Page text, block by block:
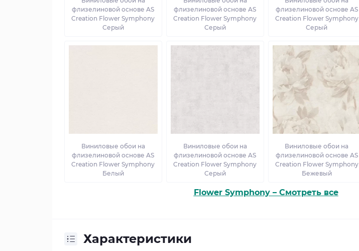
флизелиновой основе AS
Creation Flower Symphony
Серый
флизелиновой основе AS
Creation Flower Symphony
Серый
флизелиновой основе AS
Creation Flower Symphony
Серый
Виниловые обои на
флизелиновой основе AS
Creation Flower Symphony
Белый
Виниловые обои на
флизелиновой основе AS
Creation Flower Symphony
Серый
Виниловые обои на
флизелиновой основе AS
Creation Flower Symphony
Бежевый
Flower Symphony – Смотреть все
Характеристики